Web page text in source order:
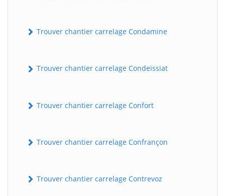
Trouver chantier carrelage Condamine
Trouver chantier carrelage Condeissiat
Trouver chantier carrelage Confort
Trouver chantier carrelage Confrançon
Trouver chantier carrelage Contrevoz